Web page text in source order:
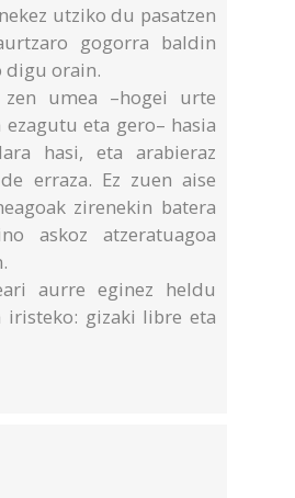
utziko du pasatzen
gogorra baldin
digu orain.
umea –hogei urte
eta gero– hasia
hasi, eta arabieraz
erraza. Ez zuen aise
zirenekin batera
askoz atzeratuagoa
aurre eginez heldu
iristeko: gizaki libre eta